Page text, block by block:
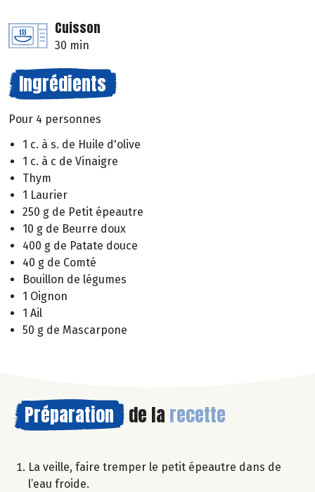
Cuisson
30 min
Ingrédients
Pour 4 personnes
1 c. à s. de Huile d'olive
1 c. à c de Vinaigre
Thym
1 Laurier
250 g de Petit épeautre
10 g de Beurre doux
400 g de Patate douce
40 g de Comté
Bouillon de légumes
1 Oignon
1 Ail
50 g de Mascarpone
Préparation de la recette
La veille, faire tremper le petit épeautre dans de
l’eau froide.